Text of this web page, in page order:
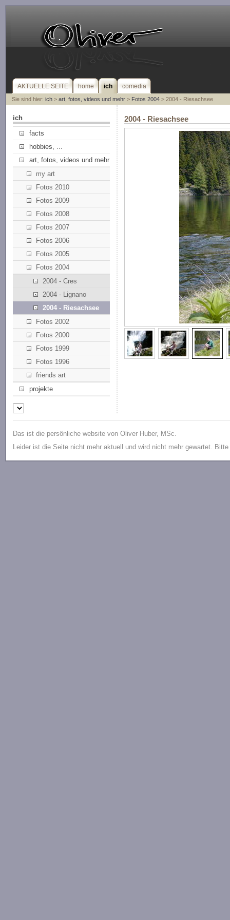
AKTUELLE SEITE home ich comedia
Sie sind hier: ich> art, fotos, videos und mehr> Fotos 2004> 2004 - Riesachsee
ich
facts
hobbies, ...
art, fotos, videos und mehr
my art
Fotos 2010
Fotos 2009
Fotos 2008
Fotos 2007
Fotos 2006
Fotos 2005
Fotos 2004
2004 - Cres
2004 - Lignano
2004 - Riesachsee
Fotos 2002
Fotos 2000
Fotos 1999
Fotos 1996
friends art
projekte
2004 - Riesachsee
Das ist die persönliche website von Oliver Huber, MSc.
Leider ist die Seite nicht mehr aktuell und wird nicht mehr gewartet.